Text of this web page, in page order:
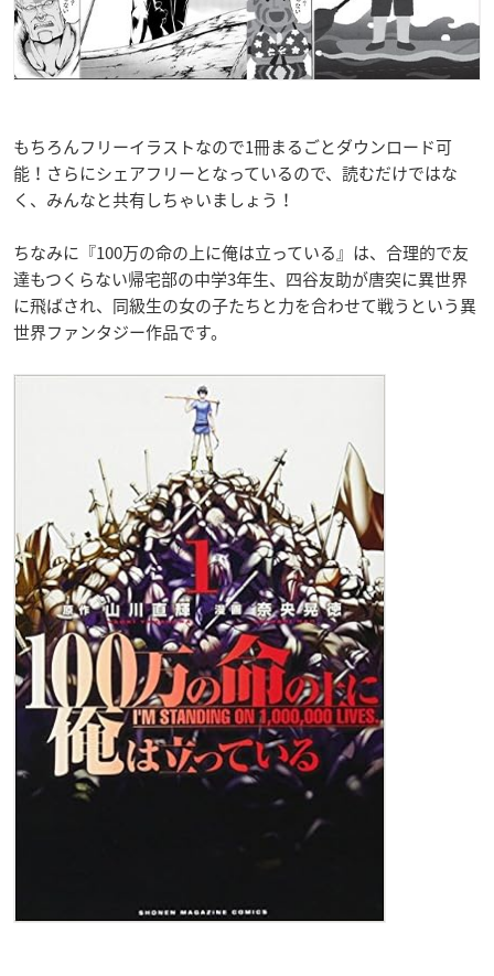
もちろんフリーイラストなので1冊まるごとダウンロード可
能！さらにシェアフリーとなっているので、読むだけではな
く、みんなと共有しちゃいましょう！
ちなみに『100万の命の上に俺は立っている』は、合理的で友
達もつくらない帰宅部の中学3年生、四谷友助が唐突に異世界
に飛ばされ、同級生の女の子たちと力を合わせて戦うという異
世界ファンタジー作品です。